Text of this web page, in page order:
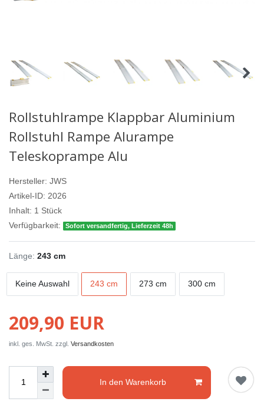
Rollstuhlrampe Klappbar Aluminium
Rollstuhl Rampe Alurampe
Teleskoprampe Alu
Hersteller: JWS
Artikel-ID: 2026
Inhalt: 1 Stück
Verfügbarkeit:
Sofort versandfertig, Lieferzeit 48h
Länge: 243 cm
Keine Auswahl 243 cm 273 cm 300 cm
209,90 EUR
inkl. ges. MwSt. zzgl. Versandkosten
In den Warenkorb